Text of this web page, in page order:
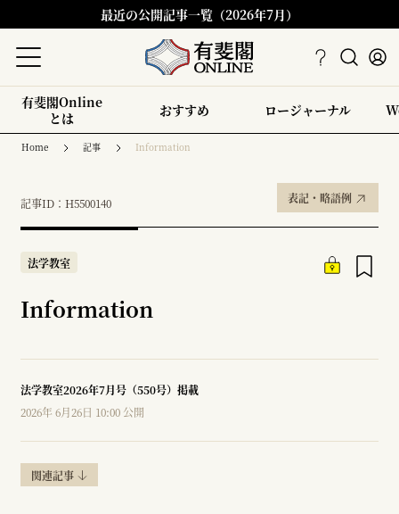
最近の公開記事一覧（2026年7月）
有斐閣Online
とは
おすすめ ロージャーナル
Home 記事 Information
記事ID：H5500140 表記・略語例
法学教室
Information
法学教室2026年7月号（550号）掲載
2026年 6月26日 10:00 公開
関連記事